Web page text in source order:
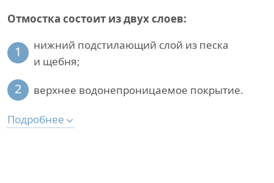
Отмостка состоит из двух слоев:
1
нижний подстилающий слой из песка
и щебня;
2 верхнее водонепроницаемое покрытие.
Подробнее